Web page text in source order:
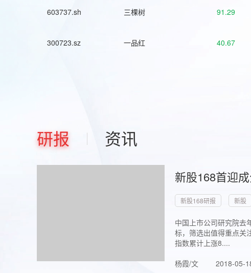
603737.sh 三棵树 91.29
300723.sz 一品红 40.67
研报 资讯
新股168首迎
新股168研报 新股
中国上市公司研究院去
标，筛选出值得重点关
指数累计上涨8....
杨霞/文
2018-05-